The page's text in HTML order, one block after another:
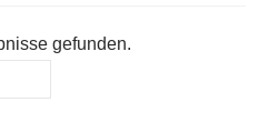
gefunden.